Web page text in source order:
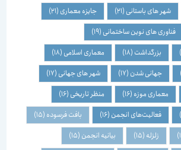
شهر های باستانی(21) جایزه معماری(21)
فناوری های نوین ساختمانی(19)
بزرگداشت(18) معماری اسلامی(18)
جهانی شدن(17) شهر های جهانی(17)
معماری موزه(16) منظر تاریخی(16)
فعالیت‌های انجمن(16) بافت فرسوده(15)
زلزله(15) بیانیه انجمن(15)